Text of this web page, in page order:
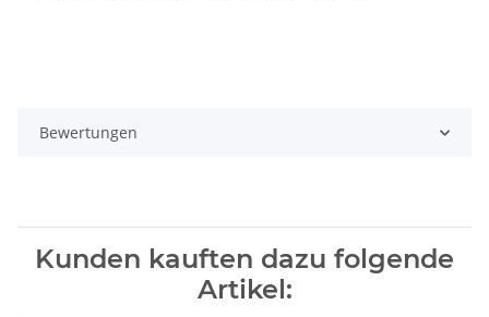
Bewertungen
Kunden kauften dazu folgende
Artikel: